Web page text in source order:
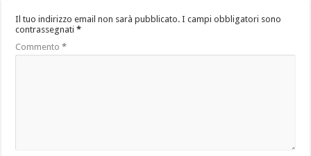
Il tuo indirizzo email non sarà pubblicato. I campi obbligatori sono
contrassegnati*
Commento*